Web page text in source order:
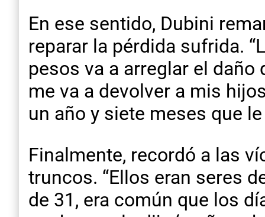
En ese sentido, Dubini
reparar la pérdida sufrida.
pesos va a arreglar el
me va a devolver a mis
un año y siete meses que
Finalmente, recordó a las
truncos. “Ellos eran seres
de 31, era común que los